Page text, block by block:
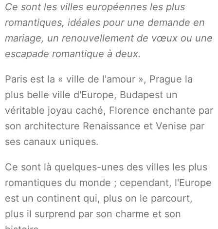
Ce sont les villes européennes les plus
romantiques, idéales pour une demande en
mariage, un renouvellement de vœux ou une
escapade romantique à deux.
Paris est la « ville de l'amour », Prague la
plus belle ville d'Europe, Budapest un
véritable joyau caché, Florence enchante par
son architecture Renaissance et Venise par
ses canaux uniques.
Ce sont là quelques-unes des villes les plus
romantiques du monde ; cependant, l'Europe
est un continent qui, plus on le parcourt,
plus il surprend par son charme et son